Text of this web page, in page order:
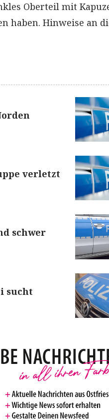
Oberteil mit
haben. Hinweise an
verletzt
schwer
sucht